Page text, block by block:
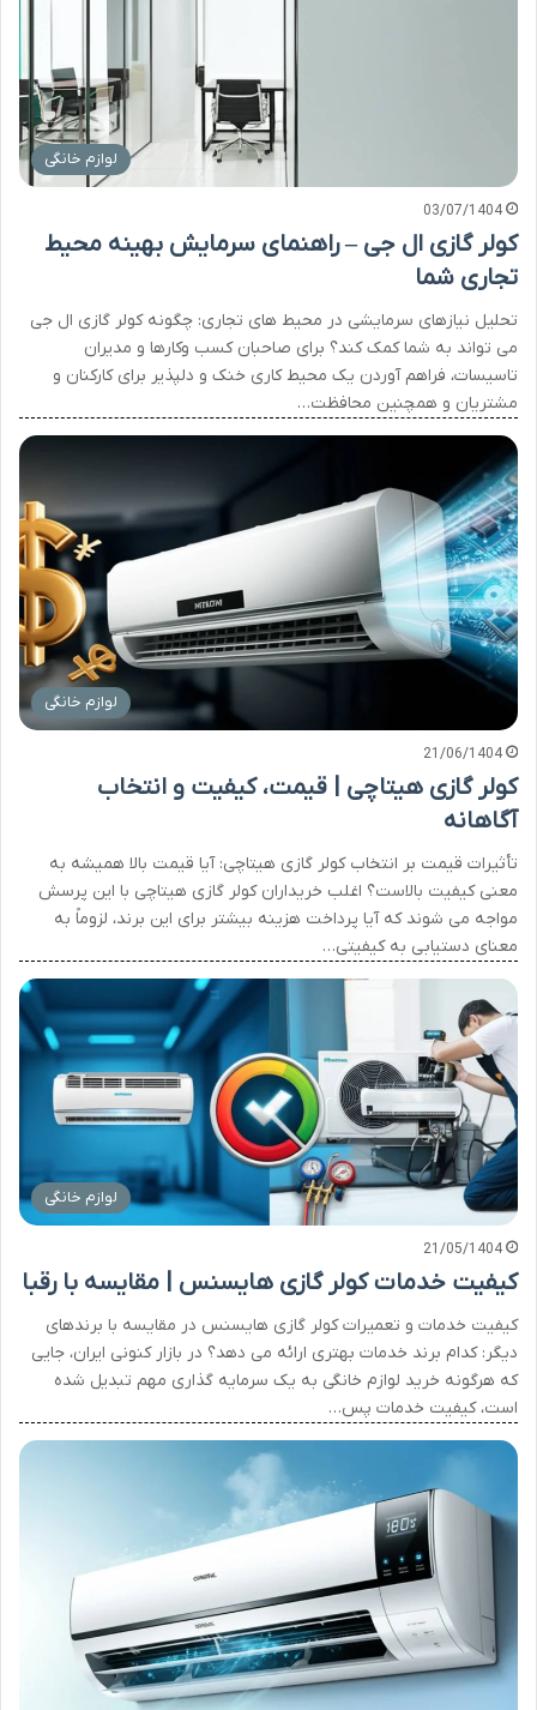
لوازم خانگی
03/07/1404
کولر گازی ال جی – راهنمای سرمایش بهینه محیط
تجاری شما
تحلیل نیازهای سرمایشی در محیط های تجاری: چگونه کولر گازی ال جی
می تواند به شما کمک کند؟ برای صاحبان کسب وکارها و مدیران
تاسیسات، فراهم آوردن یک محیط کاری خنک و دلپذیر برای کارکنان و
مشتریان و همچنین محافظت…
لوازم خانگی
21/06/1404
کولر گازی هیتاچی | قیمت، کیفیت و انتخاب
آگاهانه
تأثیرات قیمت بر انتخاب کولر گازی هیتاچی: آیا قیمت بالا همیشه به
معنی کیفیت بالاست؟ اغلب خریداران کولر گازی هیتاچی با این پرسش
مواجه می شوند که آیا پرداخت هزینه بیشتر برای این برند، لزوماً به
معنای دستیابی به کیفیتی…
لوازم خانگی
21/05/1404
کیفیت خدمات کولر گازی هایسنس | مقایسه با رقبا
کیفیت خدمات و تعمیرات کولر گازی هایسنس در مقایسه با برندهای
دیگر: کدام برند خدمات بهتری ارائه می دهد؟ در بازار کنونی ایران، جایی
که هرگونه خرید لوازم خانگی به یک سرمایه گذاری مهم تبدیل شده
است، کیفیت خدمات پس…